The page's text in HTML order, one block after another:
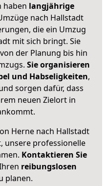
haben langjährige
nach Hallstadt
die ein Umzug
mit sich bringt. Sie
der Planung bis hin
Sie organisieren
und Habseligkeiten,
sorgen dafür, dass
neuen Zielort in
Herne nach Hallstadt
unsere professionelle
Kontaktieren Sie
reibungslosen
planen.